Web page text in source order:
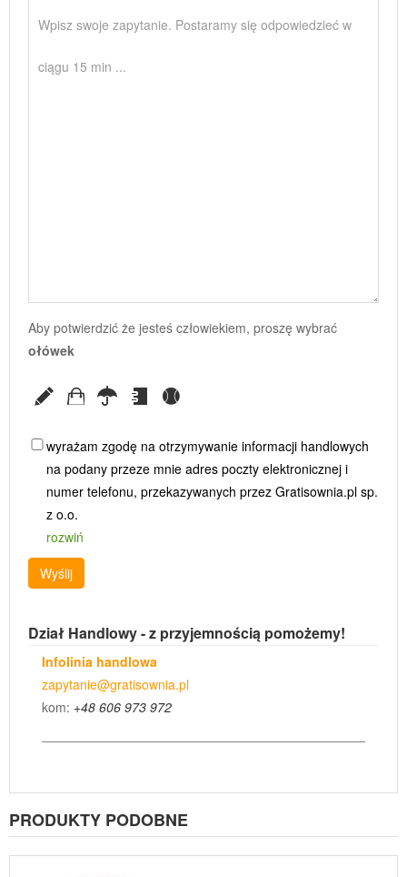
Aby potwierdzić że jesteś człowiekiem, proszę wybrać
ołówek
wyrażam zgodę na otrzymywanie informacji handlowych
na podany przeze mnie adres poczty elektronicznej i
numer telefonu, przekazywanych przez Gratisownia.pl sp.
z o.o.
rozwiń
Wyślij
Dział Handlowy - z przyjemnością pomożemy!
Infolinia handlowa
zapytanie@gratisownia.pl
kom: +48 606 973 972
PRODUKTY PODOBNE